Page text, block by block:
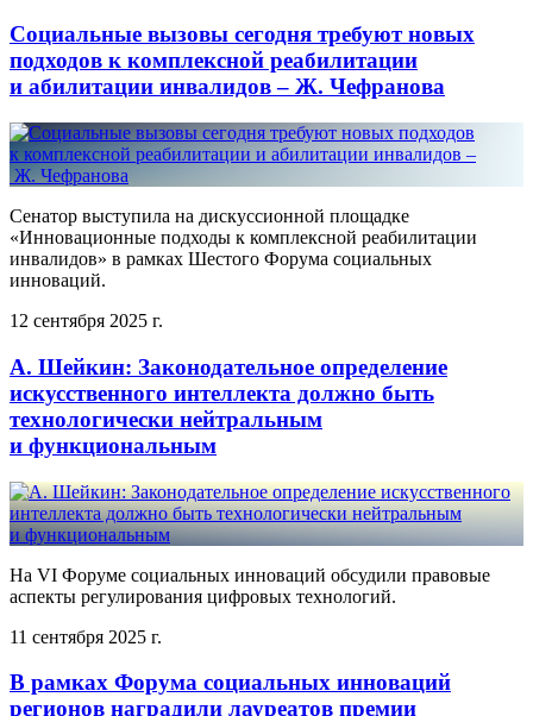
Социальные вызовы сегодня требуют новых
подходов к комплексной реабилитации
и абилитации инвалидов – Ж. Чефранова
Сенатор выступила на дискуссионной площадке
«Инновационные подходы к комплексной реабилитации
инвалидов» в рамках Шестого Форума социальных
инноваций.
12 сентября 2025 г.
А. Шейкин: Законодательное определение
искусственного интеллекта должно быть
технологически нейтральным
и функциональным
На VI Форуме социальных инноваций обсудили правовые
аспекты регулирования цифровых технологий.
11 сентября 2025 г.
В рамках Форума социальных инноваций
регионов наградили лауреатов премии